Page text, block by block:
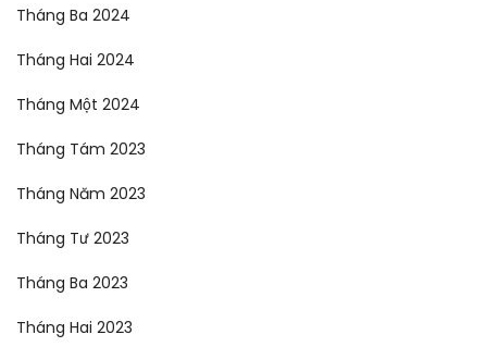
Tháng Ba 2024
Tháng Hai 2024
Tháng Một 2024
Tháng Tám 2023
Tháng Năm 2023
Tháng Tư 2023
Tháng Ba 2023
Tháng Hai 2023